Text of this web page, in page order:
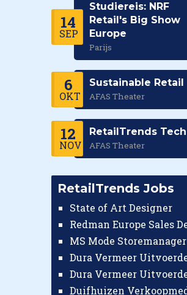
14
SEP
Studiereis: NRF
Retail's Big Show
Europe
Parijs
6
OKT
Sustainable Retail
AFAS Theater
12
NOV
RetailTrends Tech
AFAS Theater
RetailTrends Jobs
State of Art Designer
MS Mode Storemanager